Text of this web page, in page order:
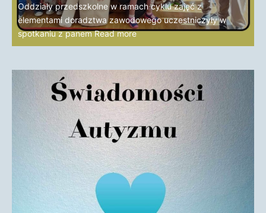
Oddziały przedszkolne w ramach cyklu zajęć z
elementami doradztwa zawodowego uczestniczyły w
spotkaniu z panemRead more